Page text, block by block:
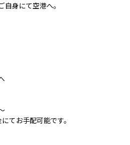
身にて空港へ。
てお手配可能です。